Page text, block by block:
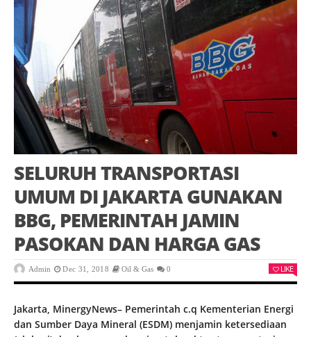
SELURUH TRANSPORTASI
UMUM DI JAKARTA GUNAKAN
BBG, PEMERINTAH JAMIN
PASOKAN DAN HARGA GAS
Admin Dec 31, 2018 Oil & Gas 0 LIKE
Jakarta, MinergyNews– Pemerintah c.q Kementerian Energi
dan Sumber Daya Mineral (ESDM) menjamin ketersediaan